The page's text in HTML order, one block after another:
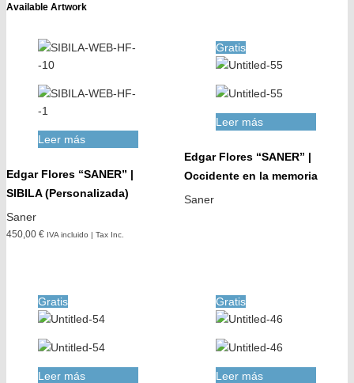
Available Artwork
Leer más
Edgar Flores “SANER” |
SIBILA (Personalizada)
Saner
450,00 € IVA incluido | Tax Inc.
Gratis
Leer más
Edgar Flores “SANER” |
Occidente en la memoria
Saner
Gratis
Leer más
Gratis
Leer más